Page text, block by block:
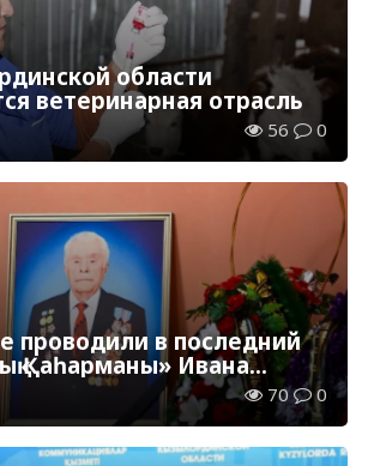
области
ветеринарная отрасль
56 0
проводили в последний
Қаһарманы» Ивана
Гапича
70 0